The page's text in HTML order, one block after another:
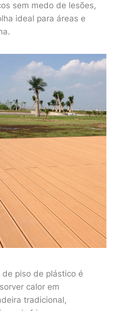
sem medo de lesões,
ideal para áreas e
piso de plástico é
calor em
tradicional,